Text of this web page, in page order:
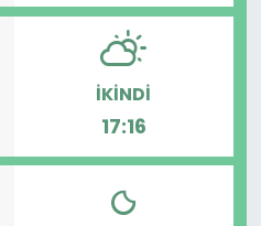
İKINDI
17:16